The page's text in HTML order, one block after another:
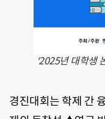
‘2025년 대학생
경진대회는 학제 간